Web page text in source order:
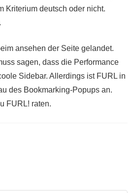
Kriterium deutsch oder nicht.
ansehen der Seite gelandet.
sagen, dass die Performance
Sidebar. Allerdings ist FURL in
des Bookmarking-Popups an.
FURL! raten.